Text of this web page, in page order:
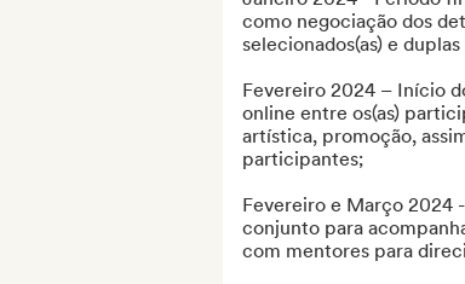
como negociação dos
selecionados(as) e
Fevereiro 2024 – Início
online entre os(as)
artística, promoção,
participantes;
Fevereiro e Março 2024
conjunto para
com mentores para